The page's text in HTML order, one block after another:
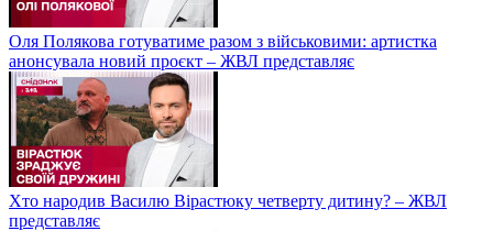
Оля Полякова готуватиме разом з військовими: артистка
анонсувала новий проєкт – ЖВЛ представляє
Хто народив Василю Вірастюку четверту дитину? – ЖВЛ
представляє